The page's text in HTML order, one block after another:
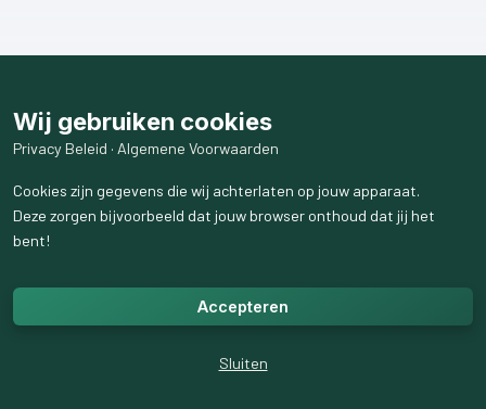
Wij gebruiken cookies
Privacy Beleid · Algemene Voorwaarden
Cookies zijn gegevens die wij achterlaten op jouw apparaat.
Deze zorgen bijvoorbeeld dat jouw browser onthoud dat jij het
bent!
Accepteren
Sluiten